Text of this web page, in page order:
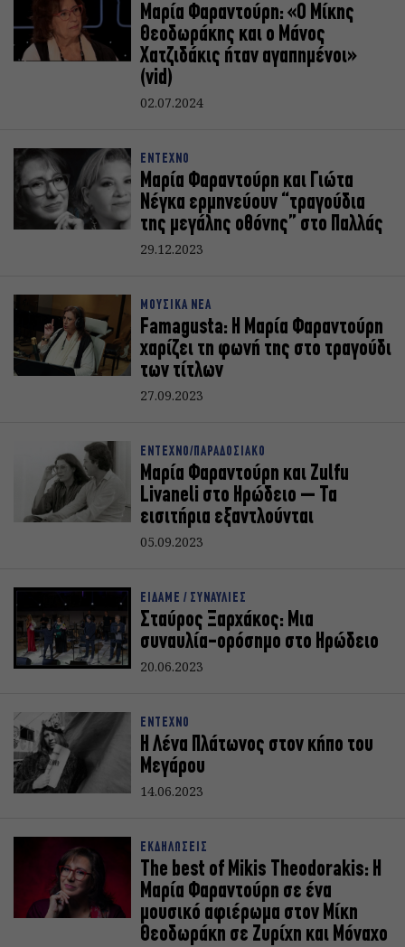
Μαρία Φαραντούρη: «Ο Μίκης
Θεοδωράκης και ο Μάνος
Χατζιδάκις ήταν αγαπημένοι»
(vid)
02.07.2024
ΕΝΤΕΧΝΟ
Mαρία Φαραντούρη και Γιώτα
Νέγκα ερμηνεύουν “τραγούδια
της μεγάλης οθόνης” στο Παλλάς
29.12.2023
ΜΟΥΣΙΚΑ ΝΕΑ
Famagusta: Η Μαρία Φαραντούρη
χαρίζει τη φωνή της στο τραγούδι
των τίτλων
27.09.2023
ΕΝΤΕΧΝΟ/ΠΑΡΑΔΟΣΙΑΚΟ
Μαρία Φαραντούρη και Zulfu
Livaneli στο Ηρώδειο – Τα
εισιτήρια εξαντλούνται
05.09.2023
ΕΙΔΑΜΕ / ΣΥΝΑΥΛΙΕΣ
Σταύρος Ξαρχάκος: Μια
συναυλία-ορόσημο στο Ηρώδειο
20.06.2023
ΕΝΤΕΧΝΟ
Η Λένα Πλάτωνος στον κήπο του
Μεγάρου
14.06.2023
ΕΚΔΗΛΩΣΕΙΣ
The best of Mikis Theodorakis: Η
Μαρία Φαραντούρη σε ένα
μουσικό αφιέρωμα στον Μίκη
Θεοδωράκη σε Ζυρίχη και Μόναχο